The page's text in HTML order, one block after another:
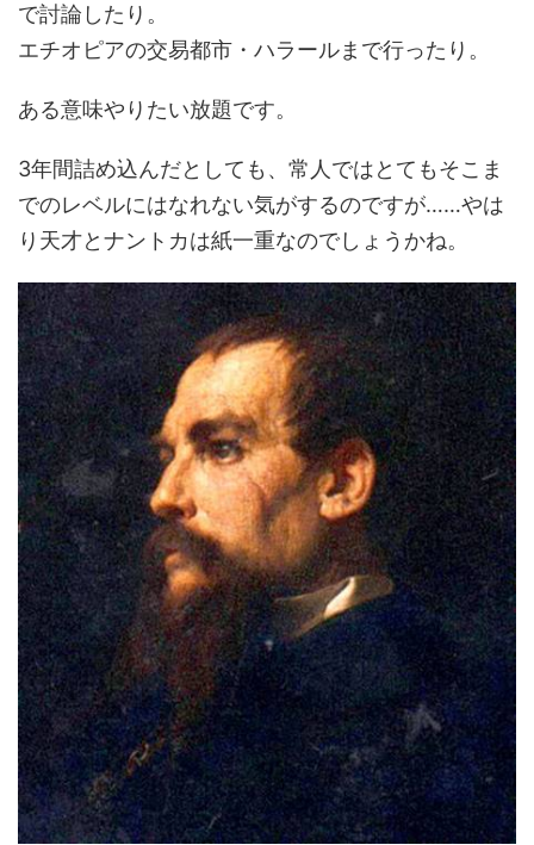
で討論したり。
エチオピアの交易都市・ハラールまで行ったり。
ある意味やりたい放題です。
3年間詰め込んだとしても、常人ではとてもそこま
でのレベルにはなれない気がするのですが……やは
り天才とナントカは紙一重なのでしょうかね。